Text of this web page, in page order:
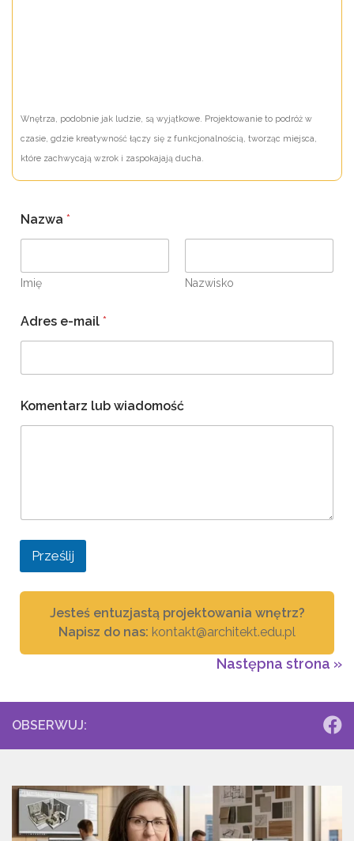
Wnętrza, podobnie jak ludzie, są wyjątkowe. Projektowanie to podróż w
czasie, gdzie kreatywność łączy się z funkcjonalnością, tworząc miejsca,
które zachwycają wzrok i zaspokajają ducha.
Nazwa *
Imię Nazwisko
Adres e-mail *
Komentarz lub wiadomość
Prześlij
Jesteś entuzjastą projektowania wnętrz?
Napisz do nas: kontakt@architekt.edu.pl
Następna strona »
OBSERWUJ: